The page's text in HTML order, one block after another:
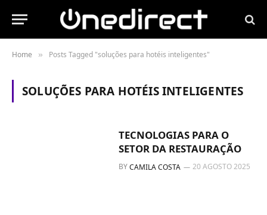
Home » Posts Tagged "soluções para hotéis inteligentes"
SOLUÇÕES PARA HOTÉIS INTELIGENTES
TECNOLOGIAS PARA O
SETOR DA RESTAURAÇÃO
BYCAMILA COSTA 20 AGOSTO 2025